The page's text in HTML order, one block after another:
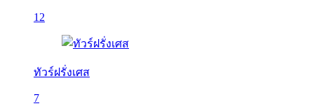
12
ทัวร์ฝรั่งเศส
7